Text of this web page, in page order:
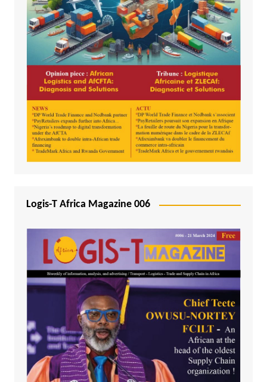
Logis-T Africa Magazine 006